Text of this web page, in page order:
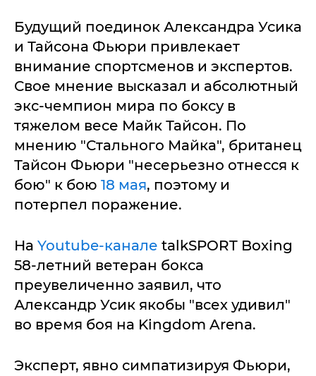
Будущий поединок Александра Усика
и Тайсона Фьюри привлекает
внимание спортсменов и экспертов.
Свое мнение высказал и абсолютный
экс-чемпион мира по боксу в
тяжелом весе Майк Тайсон. По
мнению "Стального Майка", британец
Тайсон Фьюри "несерьезно отнесся к
бою" к бою 18 мая, поэтому и
потерпел поражение.
На Youtube-канале talkSPORT Boxing
58-летний ветеран бокса
преувеличенно заявил, что
Александр Усик якобы "всех удивил"
во время боя на Kingdom Arena.
Эксперт, явно симпатизируя Фьюри,